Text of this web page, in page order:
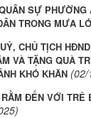
SỰ
TRONG MƯA
CHỦ TỊCH
VÀ TẶNG QUÀ
KHÓ KHĂN (02/
ĐẾN VỚI TRẺ